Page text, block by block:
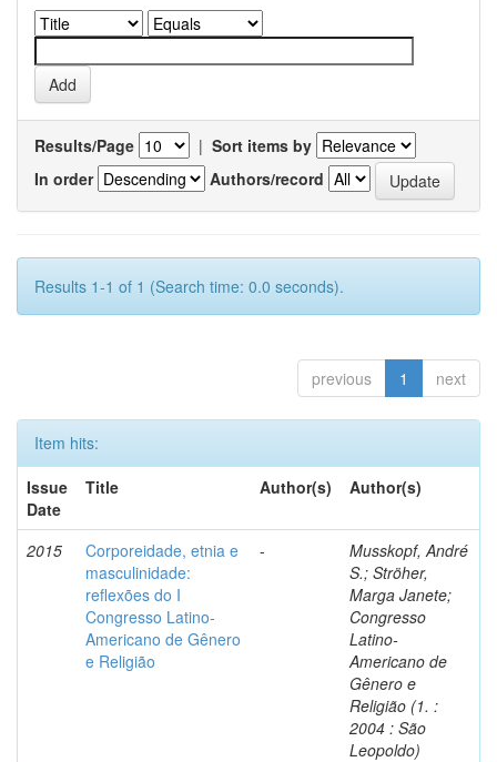
Results/Page | Sort items by
In order
Authors/record
Results 1-1 of 1 (Search time: 0.0 seconds).
previous 1 next
Item hits:
Issue
Date
Title Author(s) Author(s)
2015
Corporeidade, etnia e
masculinidade:
reflexões do I
Congresso Latino-
Americano de Gênero
e Religião
-
Musskopf, André
S.; Ströher,
Marga Janete;
Congresso
Latino-
Americano de
Gênero e
Religião (1. :
2004 : São
Leopoldo)